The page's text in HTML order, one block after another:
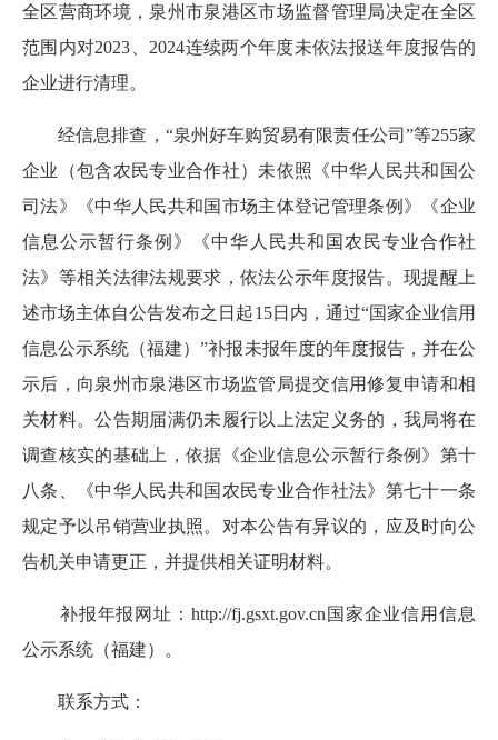
全区营商环境，泉州市泉港区市场监督管理局决定在全区
范围内对2023、2024连续两个年度未依法报送年度报告的
企业进行清理。
经信息排查，“泉州好车购贸易有限责任公司”等255家
企业（包含农民专业合作社）未依照《中华人民共和国公
司法》《中华人民共和国市场主体登记管理条例》《企业
信息公示暂行条例》《中华人民共和国农民专业合作社
法》等相关法律法规要求，依法公示年度报告。现提醒上
述市场主体自公告发布之日起15日内，通过“国家企业信用
信息公示系统（福建）”补报未报年度的年度报告，并在公
示后，向泉州市泉港区市场监管局提交信用修复申请和相
关材料。公告期届满仍未履行以上法定义务的，我局将在
调查核实的基础上，依据《企业信息公示暂行条例》第十
八条、《中华人民共和国农民专业合作社法》第七十一条
规定予以吊销营业执照。对本公告有异议的，应及时向公
告机关申请更正，并提供相关证明材料。
补报年报网址：http://fj.gsxt.gov.cn国家企业信用信息
公示系统（福建）。
联系方式：